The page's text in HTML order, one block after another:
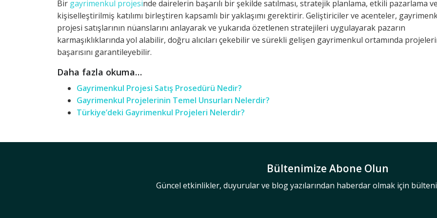
Bir gayrimenkul projesinde dairelerin başarılı bir şekilde satılması, stratejik planlama, etkili pazarlama ve
kişiselleştirilmiş katılımı birleştiren kapsamlı bir yaklaşımı gerektirir. Geliştiriciler ve acenteler,
projesi satışlarının nüanslarını anlayarak ve yukarıda özetlenen stratejileri uygulayarak pazarın
karmaşıklıklarında yol alabilir, doğru alıcıları çekebilir ve sürekli gelişen gayrimenkul ortamında
başarısını garantileyebilir.
Daha fazla okuma…
Gayrimenkul Projesi Satış Prosedürü Nedir?
Gayrimenkul Projelerinin Temel Unsurları Nelerdir?
Türkiye’deki Gayrimenkul Projeleri Nelerdir?
Bültenimize Abone Olun
Güncel etkinlikler, duyurular ve blog yazılarından haberdar olmak için